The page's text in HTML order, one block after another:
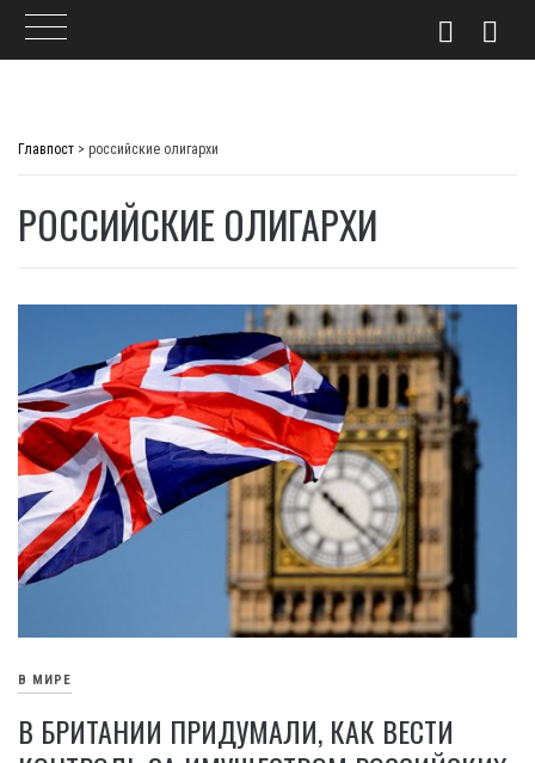
Главпост > российские олигархи
РОССИЙСКИЕ ОЛИГАРХИ
В МИРЕ
В БРИТАНИИ ПРИДУМАЛИ, КАК ВЕСТИ